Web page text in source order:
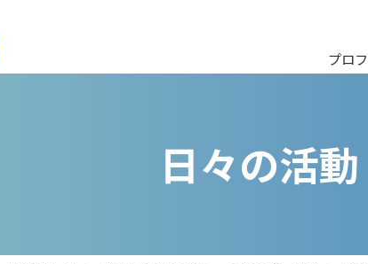
プロ
日々の活動